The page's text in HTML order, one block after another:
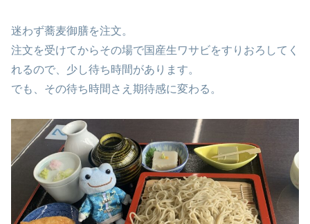
迷わず蕎麦御膳を注文。
注文を受けてからその場で国産生ワサビをすりおろしてく
れるので、少し待ち時間があります。
でも、その待ち時間さえ期待感に変わる。